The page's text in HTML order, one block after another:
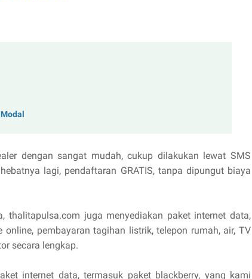
dengan sangat mudah, cukup dilakukan lewat SMS
lagi, pendaftaran GRATIS, tanpa dipungut biaya
thalitapulsa.com juga menyediakan paket internet data,
pembayaran tagihan listrik, telepon rumah, air, TV
secara lengkap.
internet data, termasuk paket blackberry, yang kami